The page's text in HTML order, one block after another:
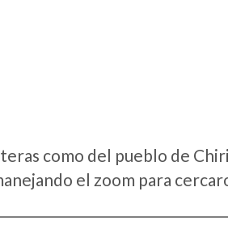
como del pueblo de
el zoom para